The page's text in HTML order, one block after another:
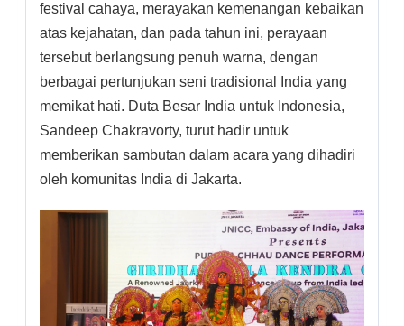
festival cahaya, merayakan kemenangan kebaikan
atas kejahatan, dan pada tahun ini, perayaan
tersebut berlangsung penuh warna, dengan
berbagai pertunjukan seni tradisional India yang
memikat hati. Duta Besar India untuk Indonesia,
Sandeep Chakravorty, turut hadir untuk
memberikan sambutan dalam acara yang dihadiri
oleh komunitas India di Jakarta.